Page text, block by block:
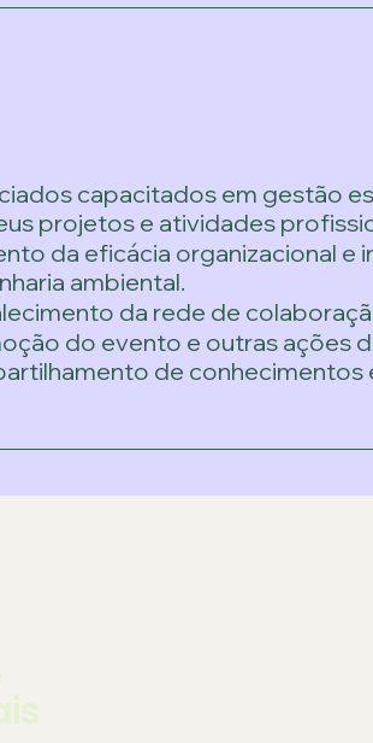
capacitados em gestão
projetos e atividades
da eficácia organizacional e
ambiental.
da rede de
do evento e outras ações
de conhecimentos